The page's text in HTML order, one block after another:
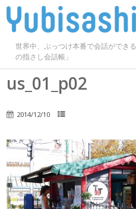
世界中、ぶっつけ本番で会話ができ
の指さし会話帳」
us_01_p02
2014/12/10